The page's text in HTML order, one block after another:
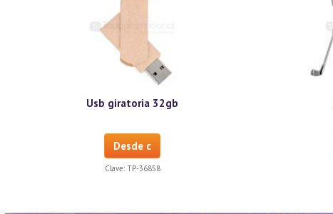
Usb giratoria 32gb
Desde c
Clave: TP-36858